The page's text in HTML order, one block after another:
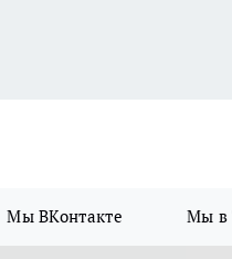
Мы ВКонтакте Мы в